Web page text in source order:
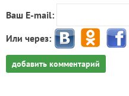
Ваш E-mail:
Или через:
добавить комментарий